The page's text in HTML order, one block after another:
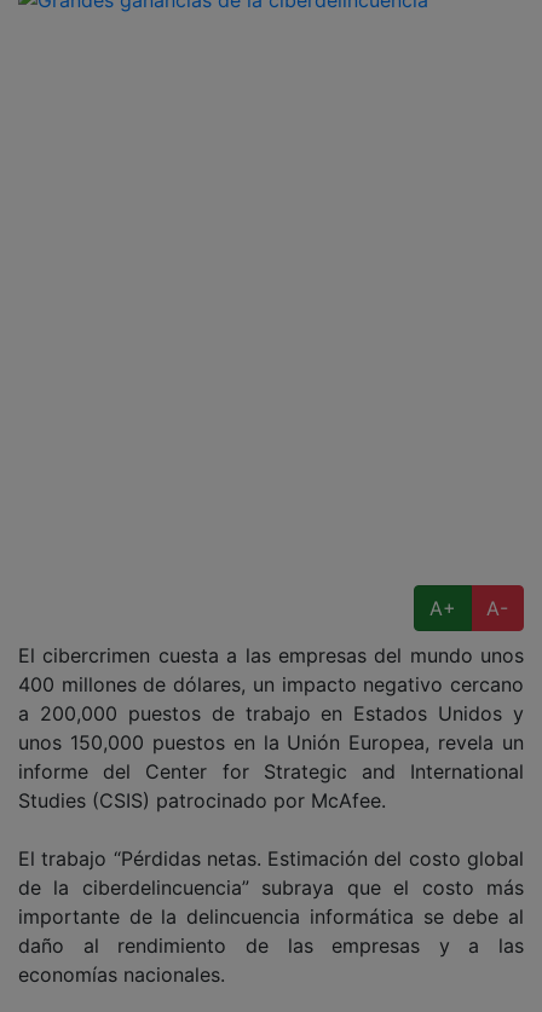
A+
A-
El cibercrimen cuesta a las empresas del mundo unos
400 millones de dólares, un impacto negativo cercano
a 200,000 puestos de trabajo en Estados Unidos y
unos 150,000 puestos en la Unión Europea, revela un
informe del Center for Strategic and International
Studies (CSIS) patrocinado por McAfee.
El trabajo “Pérdidas netas. Estimación del costo global
de la ciberdelincuencia” subraya que el costo más
importante de la delincuencia informática se debe al
daño al rendimiento de las empresas y a las
economías nacionales.